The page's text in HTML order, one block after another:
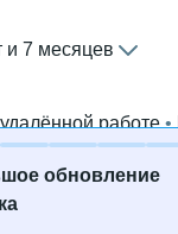
обновление
и 7 месяцев
удалённой работе •